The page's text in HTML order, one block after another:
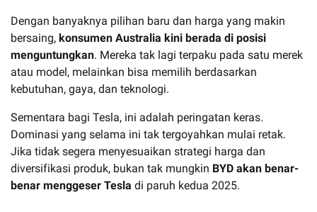
Dengan banyaknya pilihan baru dan harga yang makin
bersaing, konsumen Australia kini berada di posisi
menguntungkan. Mereka tak lagi terpaku pada satu merek
atau model, melainkan bisa memilih berdasarkan
kebutuhan, gaya, dan teknologi.
Sementara bagi Tesla, ini adalah peringatan keras.
Dominasi yang selama ini tak tergoyahkan mulai retak.
Jika tidak segera menyesuaikan strategi harga dan
diversifikasi produk, bukan tak mungkin BYD akan benar-
benar menggeser Tesla di paruh kedua 2025.